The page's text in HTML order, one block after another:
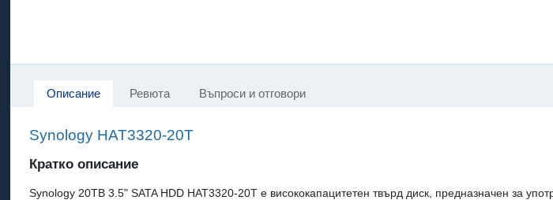
Описание Ревюта Въпроси и отговори
Synology HAT3320-20T
Кратко описание
Synology 20TB 3.5" SATA HDD HAT3320-20T е висококапацитетен твърд диск, предназначен за